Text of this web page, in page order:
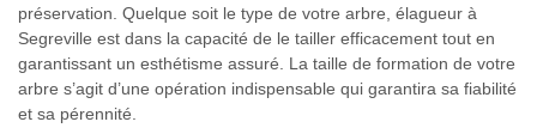
préservation. Quelque soit le type de votre arbre, élagueur à
Segreville est dans la capacité de le tailler efficacement tout en
garantissant un esthétisme assuré. La taille de formation de votre
arbre s’agit d’une opération indispensable qui garantira sa fiabilité
et sa pérennité.